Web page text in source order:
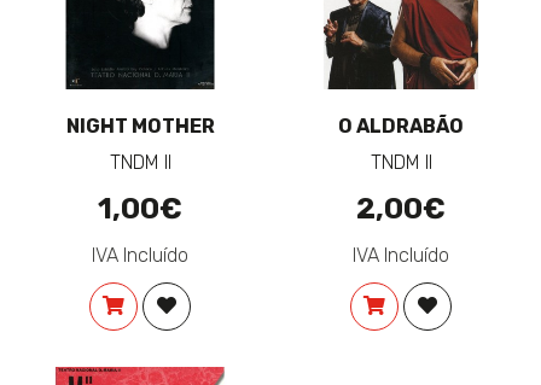
NIGHT MOTHER
TNDM II
1,00€
IVA Incluído
COMPRARADICIONAR À LISTA DE DESEJOS
O ALDRABÃO
TNDM II
2,00€
IVA Incluído
COMPRARADICIONAR